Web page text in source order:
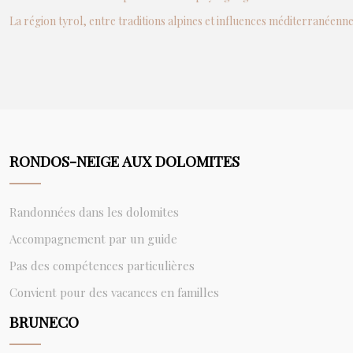
La région tyrol, entre traditions alpines et influences
RONDOS-NEIGE AUX DOLOMITES
Randonnées dans les dolomites
Accompagnement par un guide
Pas des compétences particulières
Convient pour des vacances en familles
BRUNECO